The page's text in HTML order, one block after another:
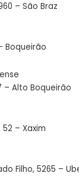
– São Braz
Boqueirão
– Alto Boqueirão
– Xaxim
Filho, 5265 –